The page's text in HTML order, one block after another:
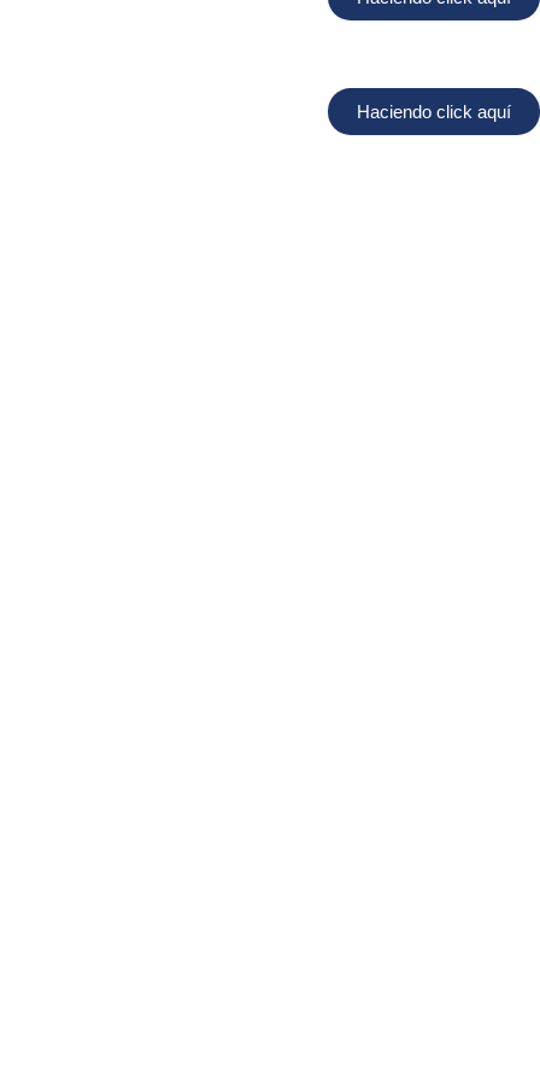
Haciendo click aquí